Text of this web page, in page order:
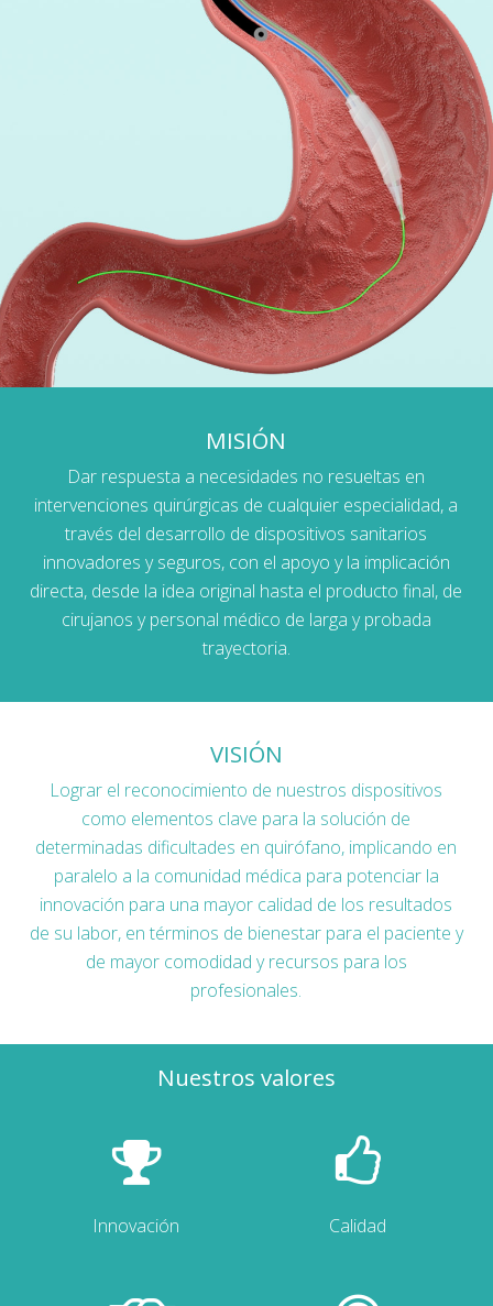
MISIÓN
Dar respuesta a necesidades no resueltas en
intervenciones quirúrgicas de cualquier especialidad, a
través del desarrollo de dispositivos sanitarios
innovadores y seguros, con el apoyo y la implicación
directa, desde la idea original hasta el producto final, de
cirujanos y personal médico de larga y probada
trayectoria.
VISIÓN
Lograr el reconocimiento de nuestros dispositivos
como elementos clave para la solución de
determinadas dificultades en quirófano, implicando en
paralelo a la comunidad médica para potenciar la
innovación para una mayor calidad de los resultados
de su labor, en términos de bienestar para el paciente y
de mayor comodidad y recursos para los
profesionales.
Nuestros valores
Innovación Calidad